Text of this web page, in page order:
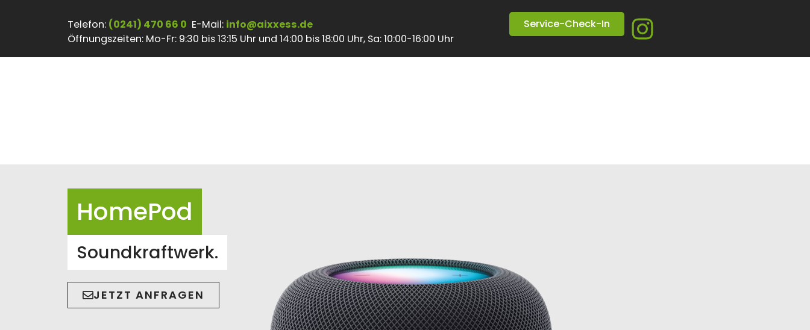
Telefon: (0241) 470 66 0 E-Mail: info@aixxess.de
Öffnungszeiten: Mo-Fr: 9:30 bis 13:15 Uhr und 14:00 bis 18:00 Uhr, Sa: 10:00-16:00 Uhr
Service-Check-In
HomePod
Soundkraftwerk.
JETZT ANFRAGEN